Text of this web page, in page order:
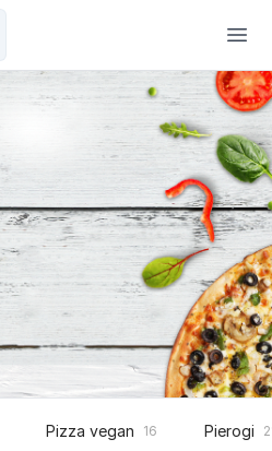
Pizza vegan 16 Pierogi